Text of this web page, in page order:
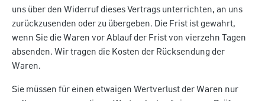
uns über den Widerruf dieses Vertrags unterrichten, an uns
zurückzusenden oder zu übergeben. Die Frist ist gewahrt,
wenn Sie die Waren vor Ablauf der Frist von vierzehn Tagen
absenden. Wir tragen die Kosten der Rücksendung der
Waren.
Sie müssen für einen etwaigen Wertverlust der Waren nur